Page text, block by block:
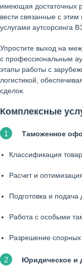
имеющая достаточных
вести связанные с
услугами аутсорсинга
Упростите выход на
с профессиональным
этапы работы с
логистикой,
сделок.
Комплексные
Таможенное
Классификация
Расчет и
Подготовка и подача
Работа с особыми
Разрешение спорных
Юридическое и